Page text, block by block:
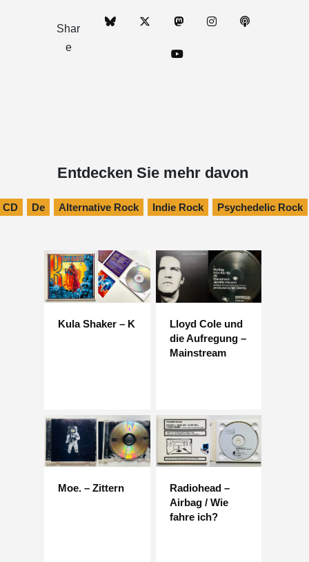
Shar
e
Entdecken Sie mehr davon
CD De Alternative Rock Indie Rock Psychedelic Rock
Kula Shaker – K
Lloyd Cole und
die Aufregung –
Mainstream
Moe. – Zittern
Radiohead –
Airbag / Wie
fahre ich?